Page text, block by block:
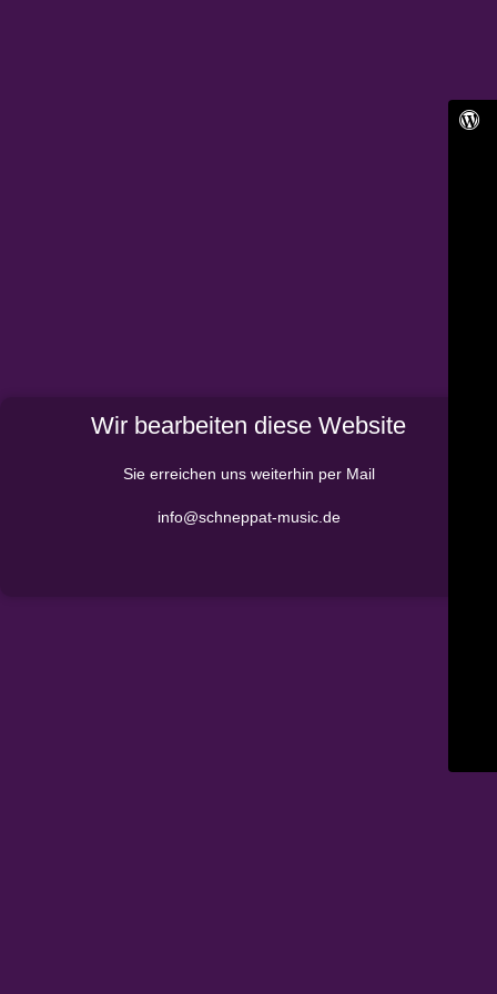
Wir bearbeiten diese Website
Sie erreichen uns weiterhin per Mail
info@schneppat-music.de